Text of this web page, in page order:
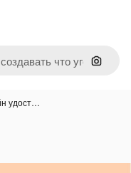
Поиск
удост…